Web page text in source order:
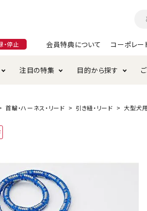
・停止 会員特典について コーポレー
お手入
ウス・マット
防虫用品
品 替え・
・ケア用品 トイレ
ケージ・タワー
服・ウェア
まま 極上
注目の特集
集 けりぐ
目的から探す
レインフリー
について ご注文
ショップ利用規約
首輪・ハーネス・リード 引き紐・リード 大型犬用